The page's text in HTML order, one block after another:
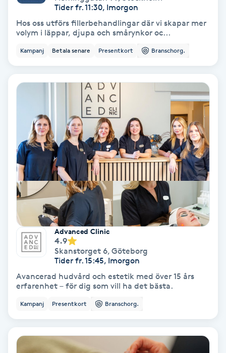
Sklerosering
Skoinlägg
Skäggklippning
Skäggtrimmning
Skönhet
Slingor
Sockring
Spa
Spa manikyr & pedikyr
Spa-manikyr
Tider fr. 11:30, Imorgon
Hos oss utförs fillerbehandlingar där vi skapar mer
volym i läppar, djupa och smårynkor oc...
Kampanj Betala senare Presentkort Branschorg.
Advanced Clinic
4.9
Skanstorget 6, Göteborg
Tider fr. 15:45, Imorgon
Avancerad hudvård och estetik med över 15 års
erfarenhet – för dig som vill ha det bästa.
Kampanj Presentkort Branschorg.